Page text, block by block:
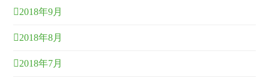
2018年9月
2018年8月
2018年7月